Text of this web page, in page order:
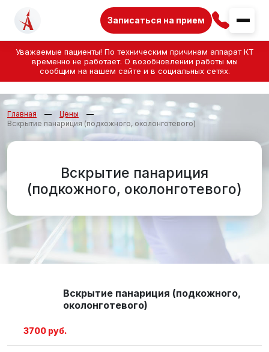
Уважаемые пациенты! По техническим причинам аппарат КТ
временно не работает. О возобновлении работы мы
сообщим на нашем сайте и в социальных сетях.
Записаться на прием
Главная
Цены
Вскрытие панариция (подкожного, околонготевого)
Вскрытие панариция
(подкожного, околонготевого)
Вскрытие панариция (подкожного,
околонготевого)
3700 руб.